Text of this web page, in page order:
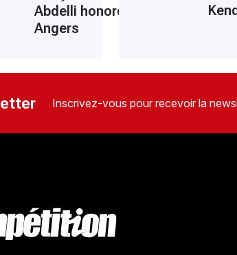
Abdelli honoré à
Angers
Inscrivez-vous pour recevoir la